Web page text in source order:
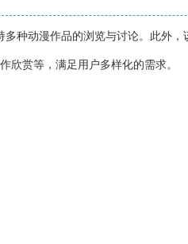
种动漫作品的浏览与讨论。此外，
欣赏等，满足用户多样化的需求。